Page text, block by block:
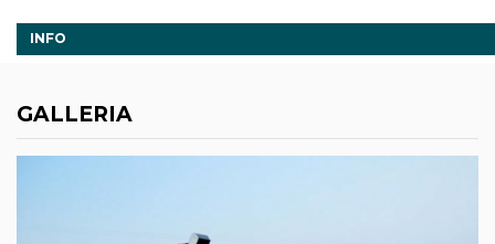
INFO
GALLERIA